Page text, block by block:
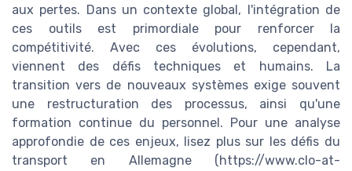
aux pertes. Dans un contexte global, l'intégration de
ces outils est primordiale pour renforcer la
compétitivité. Avec ces évolutions, cependant,
viennent des défis techniques et humains. La
transition vers de nouveaux systèmes exige souvent
une restructuration des processus, ainsi qu'une
formation continue du personnel. Pour une analyse
approfondie de ces enjeux, lisez plus sur les défis du
transport en Allemagne (https://www.clo-at-